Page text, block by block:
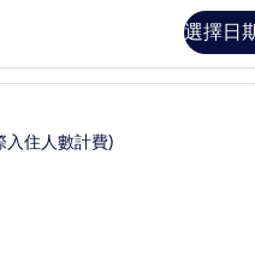
選擇日
1 間臥室、迷你吧、
入住人數計費)